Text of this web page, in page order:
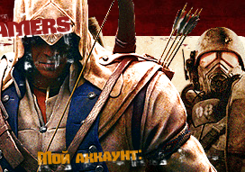
Мой аккаунт: